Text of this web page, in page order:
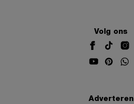
Volg ons
Adverteren